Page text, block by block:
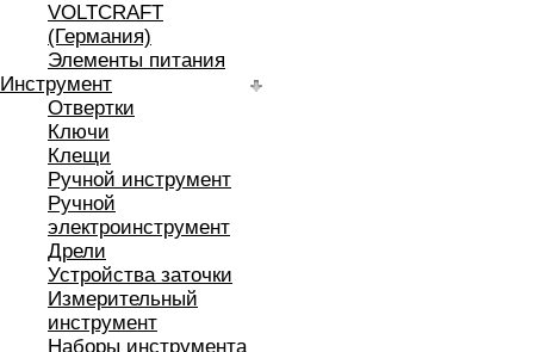
VOLTCRAFT
(Германия)
Элементы питания
Инструмент
Отвертки
Ключи
Клещи
Ручной инструмент
Ручной
электроинструмент
Дрели
Устройства заточки
Измерительный
инструмент
Наборы инструмента